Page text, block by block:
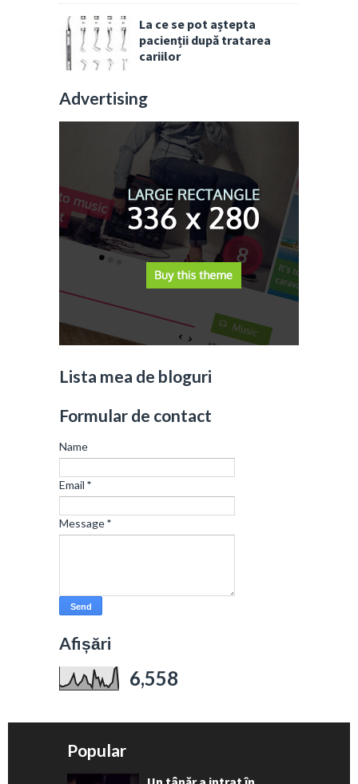
La ce se pot aștepta
pacienții după tratarea
cariilor
Advertising
Lista mea de bloguri
Formular de contact
Name
Email *
Message*
Afișări
6,558
Popular